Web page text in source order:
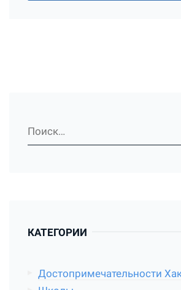
КАТЕГОРИИ
Достопримечательности